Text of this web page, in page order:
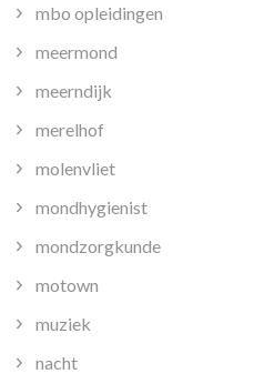
mbo opleidingen
meermond
meerndijk
merelhof
molenvliet
mondhygienist
mondzorgkunde
motown
muziek
nacht